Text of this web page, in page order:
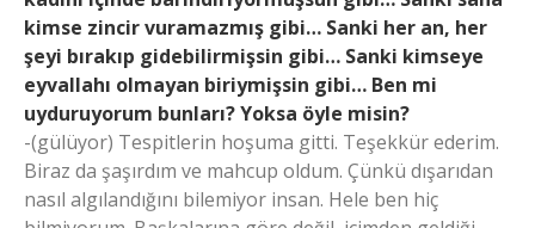
kimse zincir vuramazmış gibi… Sanki her an, her
şeyi bırakıp gidebilirmişsin gibi… Sanki kimseye
eyvallahı olmayan biriymişsin gibi… Ben mi
uyduruyorum bunları? Yoksa öyle misin?
-(gülüyor) Tespitlerin hoşuma gitti. Teşekkür ederim.
Biraz da şaşırdım ve mahcup oldum. Çünkü dışarıdan
nasıl algılandığını bilemiyor insan. Hele ben hiç